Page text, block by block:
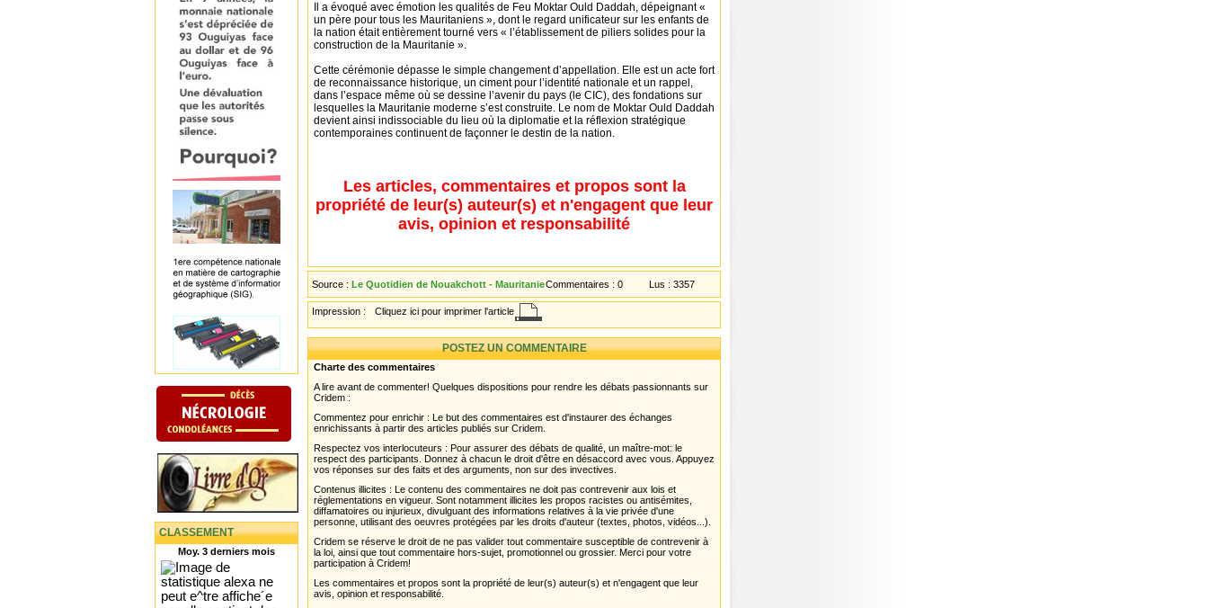
CLASSEMENT
Moy. 3 derniers mois
Il a évoqué avec émotion les qualités de Feu Moktar Ould Daddah, dépeignant «
un père pour tous les Mauritaniens », dont le regard unificateur sur les enfants de
la nation était entièrement tourné vers « l’établissement de piliers solides pour la
construction de la Mauritanie ».
Cette cérémonie dépasse le simple changement d’appellation. Elle est un acte fort
de reconnaissance historique, un ciment pour l’identité nationale et un rappel,
dans l’espace même où se dessine l’avenir du pays (le CIC), des fondations sur
lesquelles la Mauritanie moderne s’est construite. Le nom de Moktar Ould Daddah
devient ainsi indissociable du lieu où la diplomatie et la réflexion stratégique
contemporaines continuent de façonner le destin de la nation.
Les articles, commentaires et propos sont la
propriété de leur(s) auteur(s) et n'engagent que leur
avis, opinion et responsabilité
Source : Le Quotidien de Nouakchott - MauritanieCommentaires : 0 Lus : 3357
Impression : Cliquez ici pour imprimer l'article
POSTEZ UN COMMENTAIRE
Charte des commentaires
A lire avant de commenter! Quelques dispositions pour rendre les débats passionnants sur
Cridem :
Commentez pour enrichir : Le but des commentaires est d'instaurer des échanges
enrichissants à partir des articles publiés sur Cridem.
Respectez vos interlocuteurs : Pour assurer des débats de qualité, un maître-mot: le
respect des participants. Donnez à chacun le droit d'être en désaccord avec vous. Appuyez
vos réponses sur des faits et des arguments, non sur des invectives.
Contenus illicites : Le contenu des commentaires ne doit pas contrevenir aux lois et
réglementations en vigueur. Sont notamment illicites les propos racistes ou antisémites,
diffamatoires ou injurieux, divulguant des informations relatives à la vie privée d'une
personne, utilisant des oeuvres protégées par les droits d'auteur (textes, photos, vidéos...).
Cridem se réserve le droit de ne pas valider tout commentaire susceptible de contrevenir à
la loi, ainsi que tout commentaire hors-sujet, promotionnel ou grossier. Merci pour votre
participation à Cridem!
Les commentaires et propos sont la propriété de leur(s) auteur(s) et n'engagent que leur
avis, opinion et responsabilité.